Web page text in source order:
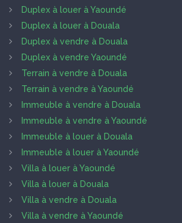
Duplex à louer à Yaoundé
Duplex à louer à Douala
Duplex à vendre à Douala
Duplex à vendre Yaoundé
Terrain à vendre à Douala
Terrain à vendre à Yaoundé
Immeuble à vendre à Douala
Immeuble à vendre à Yaoundé
Immeuble à louer à Douala
Immeuble à louer à Yaoundé
Villa à louer à Yaoundé
Villa à louer à Douala
Villa à vendre à Douala
Villa à vendre à Yaoundé